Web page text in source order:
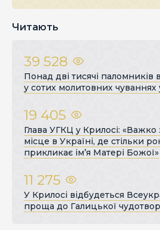
Читають
39 528
Понад дві тисячі паломників
у сотих молитовних чуваннях
19 405
Глава УГКЦ у Крилосі: «Важко
місце в Україні, де стільки
прикликає ім’я Матері Божої»
11 275
У Крилосі відбудеться
проща до Галицької